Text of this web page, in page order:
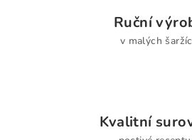
Ruční
v malých
Kvalitní